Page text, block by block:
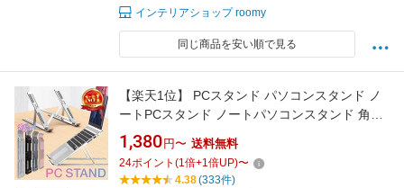
インテリアショップ roomy
同じ商品を安い順で見る
【楽天1位】 PCスタンド パソコンスタンド ノ
ートPCスタンド ノートパソコンスタンド 角度
調整 7段階 スタンド 折りたたみ アルミ タブレ
ット PC パソコン ノートパソコン Windows
Mac iPad 譜面台 TR-PST002EC (2C)
1,380 円〜 送料無料
24ポイント (1倍+1倍UP)〜
4.38(333件)